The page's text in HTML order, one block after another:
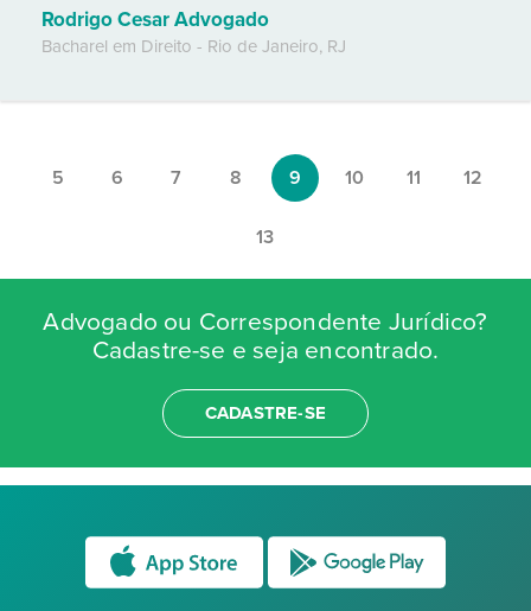
Rodrigo Cesar Advogado
Bacharel em Direito - Rio de Janeiro, RJ
5 6 7 8 9 10 11 12
13
Advogado ou Correspondente Jurídico?
Cadastre-se e seja encontrado.
CADASTRE-SE